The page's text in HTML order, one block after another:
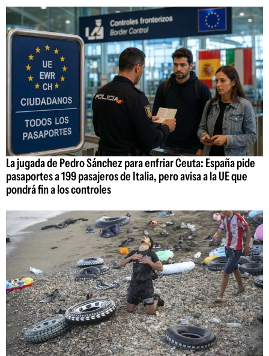
La jugada de Pedro Sánchez para enfriar Ceuta: España pide
pasaportes a 199 pasajeros de Italia, pero avisa a la UE que
pondrá fin a los controles